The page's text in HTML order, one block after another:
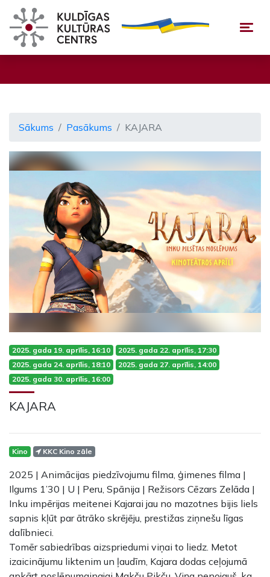
Sākums Pasākums KAJARA
2025. gada 19. aprīlis, 16:10
2025. gada 22. aprīlis, 17:30
2025. gada 24. aprīlis, 18:10
2025. gada 27. aprīlis, 14:00
2025. gada 30. aprīlis, 16:00
KAJARA
Kino KKC Kino zāle
2025 | Animācijas piedzīvojumu filma, ģimenes filma |
Ilgums 1’30 | U | Peru, Spānija | Režisors Cēzars Zelāda |
Inku impērijas meitenei Kajarai jau no mazotnes bijis liels
sapnis kļūt par ātrāko skrējēju, prestižas ziņnešu līgas
dalībnieci.
Tomēr sabiedrības aizspriedumi viņai to liedz. Metot
izaicinājumu liktenim un ļaudīm, Kajara dodas ceļojumā